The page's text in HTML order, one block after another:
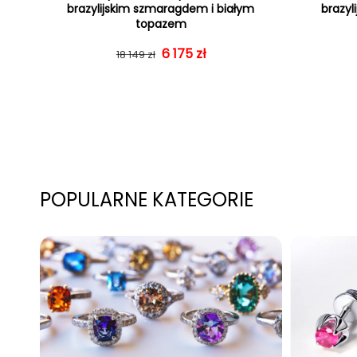
brazylijskim szmaragdem i białym
topazem
Cena regularna
18 149 zł Cena sprzedaży
6 175 zł
POPULARNE KATEGORIE